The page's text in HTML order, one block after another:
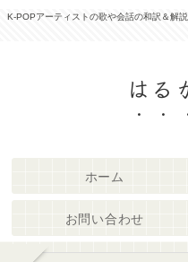
K-POPアーティストの歌や会話の和訳＆解
はる
ホーム
お問い合わせ